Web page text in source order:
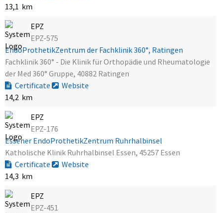
13,1 km
EPZ
EPZ-575
EndoProthetikZentrum der Fachklinik 360°, Ratingen
Fachklinik 360° - Die Klinik für Orthopädie und Rheumatologie
der Med 360° Gruppe, 40882 Ratingen
Certificate
Website
14,2 km
EPZ
EPZ-176
Essener EndoProthetikZentrum Ruhrhalbinsel
Katholische Klinik Ruhrhalbinsel Essen, 45257 Essen
Certificate
Website
14,3 km
EPZ
EPZ-451